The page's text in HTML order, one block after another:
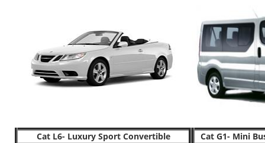
Cat L6- Luxury Sport Convertible
Cat G1- Mini